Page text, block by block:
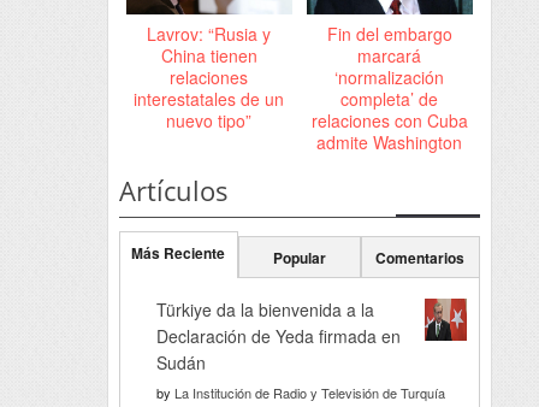
Lavrov: “Rusia y
China tienen
relaciones
interestatales de un
nuevo tipo”
Fin del embargo
marcará
‘normalización
completa’ de
relaciones con Cuba
admite Washington
Artículos
Más Reciente Popular Comentarios
Türkiye da la bienvenida a la
Declaración de Yeda firmada en
Sudán
by La Institución de Radio y Televisión de Turquía